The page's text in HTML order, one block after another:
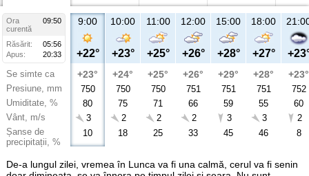
Ora
09:50
curentă
Răsărit:
05:56
Apus:
20:33
Se simte ca
Presiune, mm
Umiditate, %
Vânt, m/s
Șanse de
precipitații, %
9:00
+22°
+23°
750
80
3
10
10:00
+23°
+24°
750
75
2
18
11:00
+25°
+25°
750
71
2
25
12:00
+26°
+26°
751
66
2
33
15:00
+28°
+29°
751
59
3
45
18:00
+27°
+28°
751
55
3
46
+23°
752
60
2
8
De-a lungul zilei, vremea în Lunca va fi una calmă, cerul va fi senin